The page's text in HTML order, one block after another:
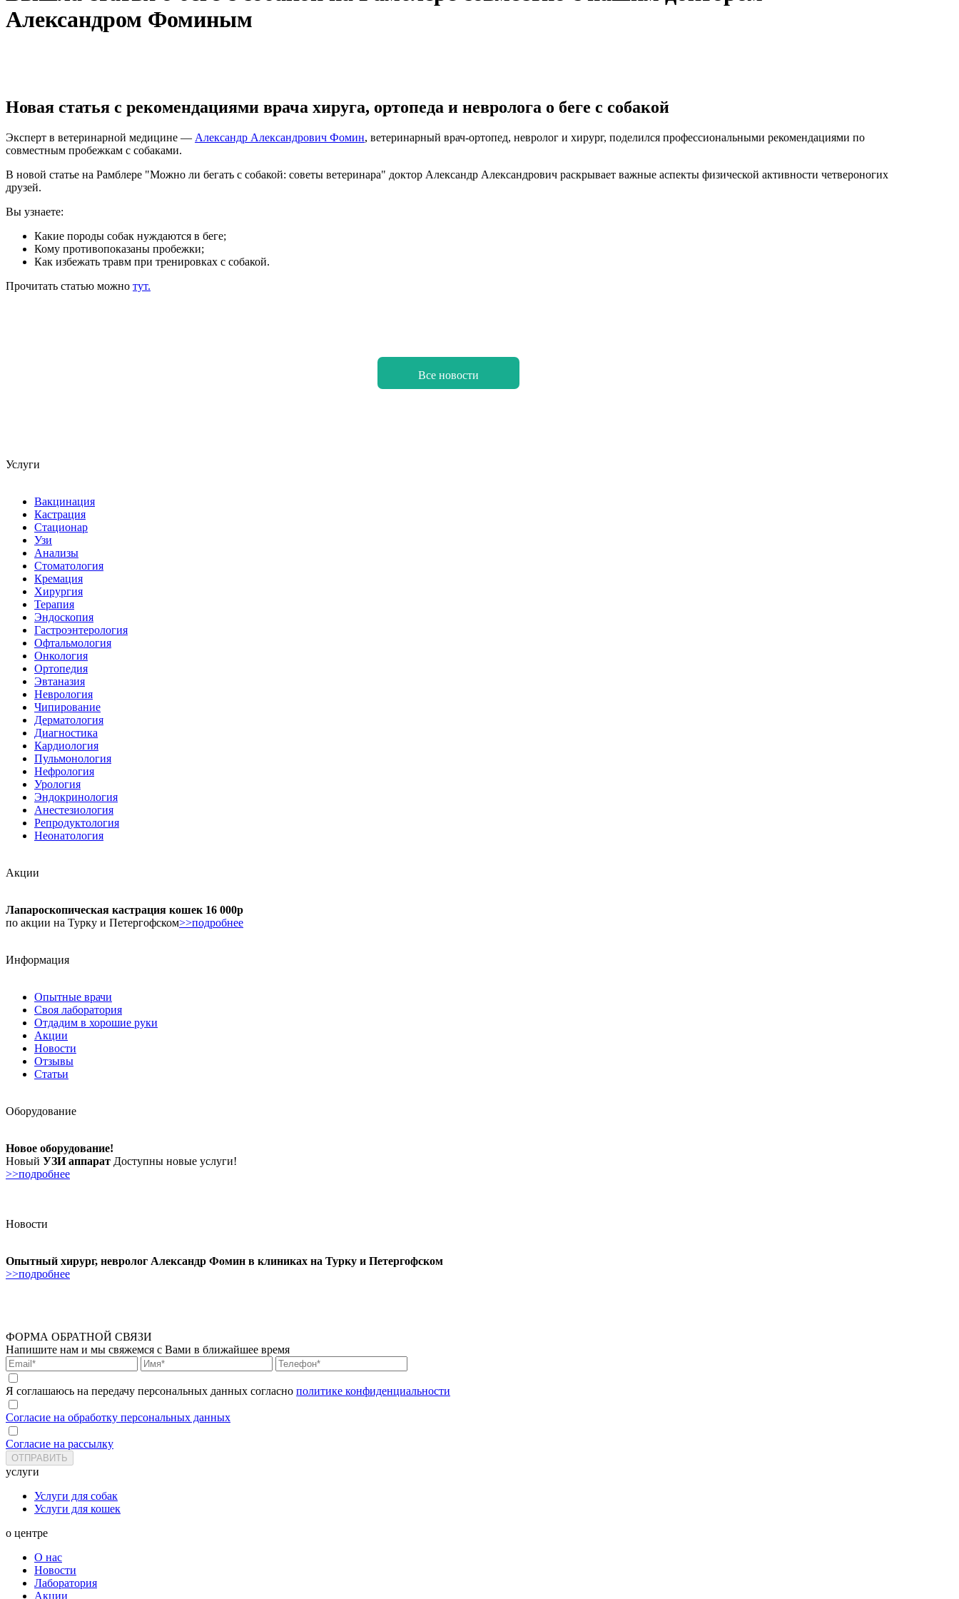
Александром Фоминым
Новая статья с рекомендациями врача хируга, ортопеда и невролога о беге с собакой
Эксперт в ветеринарной медицине — Александр Александрович Фомин, ветеринарный врач-ортопед, невролог и хирург, поделился профессиональными рекомендациями по
совместным пробежкам с собаками.
В новой статье на Рамблере "Можно ли бегать с собакой: советы ветеринара" доктор Александр Александрович раскрывает важные аспекты физической активности четвероногих
друзей.
Вы узнаете:
Какие породы собак нуждаются в беге;
Кому противопоказаны пробежки;
Как избежать травм при тренировках с собакой.
Прочитать статью можно тут.
Все новости
Услуги
Вакцинация
Кастрация
Стационар
Узи
Анализы
Стоматология
Кремация
Хирургия
Терапия
Эндоскопия
Гастроэнтерология
Офтальмология
Онкология
Ортопедия
Эвтаназия
Неврология
Чипирование
Дерматология
Диагностика
Кардиология
Пульмонология
Нефрология
Урология
Эндокринология
Анестезиология
Репродуктология
Неонатология
Акции
Лапароскопическая кастрация кошек 16 000р
по акции на Турку и Петергофском>>подробнее
Информация
Опытные врачи
Своя лаборатория
Отдадим в хорошие руки
Акции
Новости
Отзывы
Статьи
Оборудование
Новое оборудование!
Новый УЗИ аппарат Доступны новые услуги!
>>подробнее
Новости
Опытный хирург, невролог Александр Фомин в клиниках на Турку и Петергофском
>>подробнее
ФОРМА ОБРАТНОЙ СВЯЗИ
Напишите нам и мы свяжемся с Вами в ближайшее время
Я соглашаюсь на передачу персональных данных согласно политике конфиденциальности
Согласие на обработку персональных данных
Согласие на рассылку
услуги
Услуги для собак
Услуги для кошек
о центре
О нас
Новости
Лаборатория
Акции